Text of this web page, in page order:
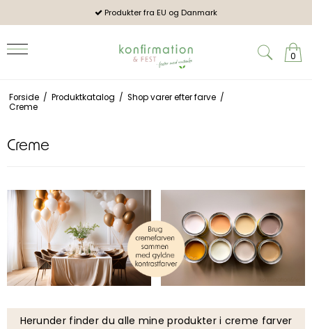
Produkter fra EU og Danmark
0
Forside / Produktkatalog / Shop varer efter farve /
Creme
Creme
Herunder finder du alle mine produkter i creme farver